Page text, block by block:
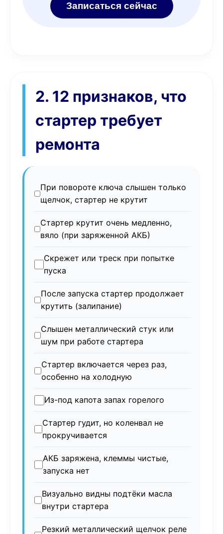
Записаться сейчас
2. 12 признаков, что
стартер требует
ремонта
При повороте ключа слышен только
щелчок, стартер не крутит
Стартер крутит очень медленно,
вяло (при заряженной АКБ)
Скрежет или треск при попытке
пуска
После запуска стартер продолжает
крутить (залипание)
Слышен металлический стук или
шум при работе стартера
Стартер включается через раз,
особенно на холодную
Из-под капота запах горелого
Стартер гудит, но коленвал не
прокручивается
АКБ заряжена, клеммы чистые,
запуска нет
Визуально видны подтёки масла
внутри стартера
Резкий металлический щелчок реле